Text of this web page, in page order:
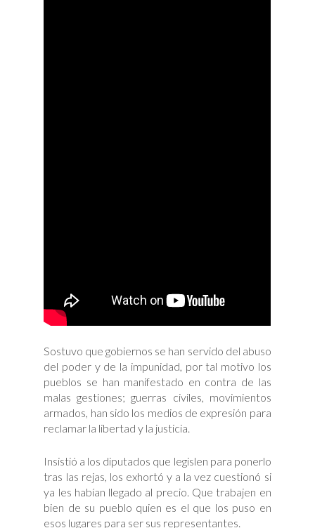
Sostuvo que gobiernos se han servido del abuso
del poder y de la impunidad, por tal motivo los
pueblos se han manifestado en contra de las
malas gestiones; guerras civiles, movimientos
armados, han sido los medios de expresión para
reclamar la libertad y la justicia.
Insistió a los diputados que legislen para ponerlo
tras las rejas, los exhortó y a la vez cuestionó si
ya les habían llegado al precio. Que trabajen en
bien de su pueblo quien es el que los puso en
esos lugares para ser sus representantes.